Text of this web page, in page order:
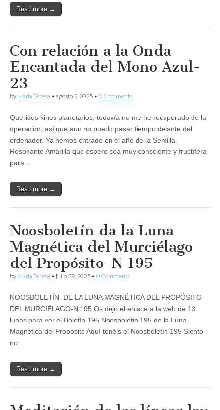
Read more →
Con relación a la Onda
Encantada del Mono Azul-
23
by Maria Teresa • agosto 2, 2025 • 0 Comments
Queridos kines planetarios, todavía no me he recuperado de la
operación, así que aun no puedo pasar tiempo delante del
ordenador. Ya hemos entrado en el año de la Semilla
Resonante Amarilla que espero sea muy consciente y fructífera
para…
Read more →
Noosboletín da la Luna
Magnética del Murciélago
del Propósito-N 195
by Maria Teresa • julio 29, 2025 • 0 Comments
NOOSBOLETÍN DE LA LUNA MAGNÉTICA DEL PROPÓSITO
DEL MURCIÉLAGO-N 195 Os dejo el enlace a la web de 13
lunas para ver el Boletín 195 Noosboletin 195 de la Luna
Magnética del Propósito Aquí tenéis el Noosboletín 195 Siento
no…
Read more →